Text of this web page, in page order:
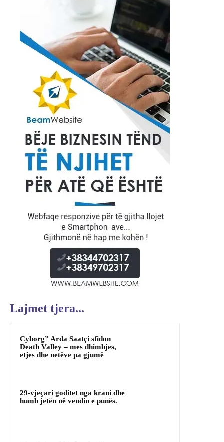
Lajmet tjera...
Cyborg” Arda Saatçi sfidon
Death Valley – mes dhimbjes,
etjes dhe netëve pa gjumë
29-vjeçari goditet nga krani dhe
humb jetën në vendin e punës.